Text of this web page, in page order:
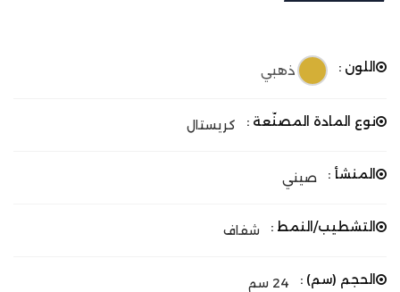
اللون : ذهبي
نوع المادة المصنّعة : كريستال
المنشأ : صيني
التشطيب/النمط : شفاف
الحجم (سم) : 24 سم